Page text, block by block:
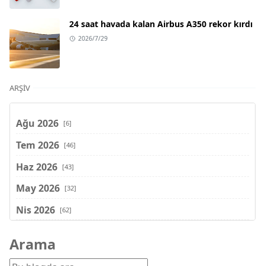
24 saat havada kalan Airbus A350 rekor kırdı
2026/7/29
ARŞIV
Ağu 2026 [6]
Tem 2026 [46]
Haz 2026 [43]
May 2026 [32]
Nis 2026 [62]
Şub 2026
Arama